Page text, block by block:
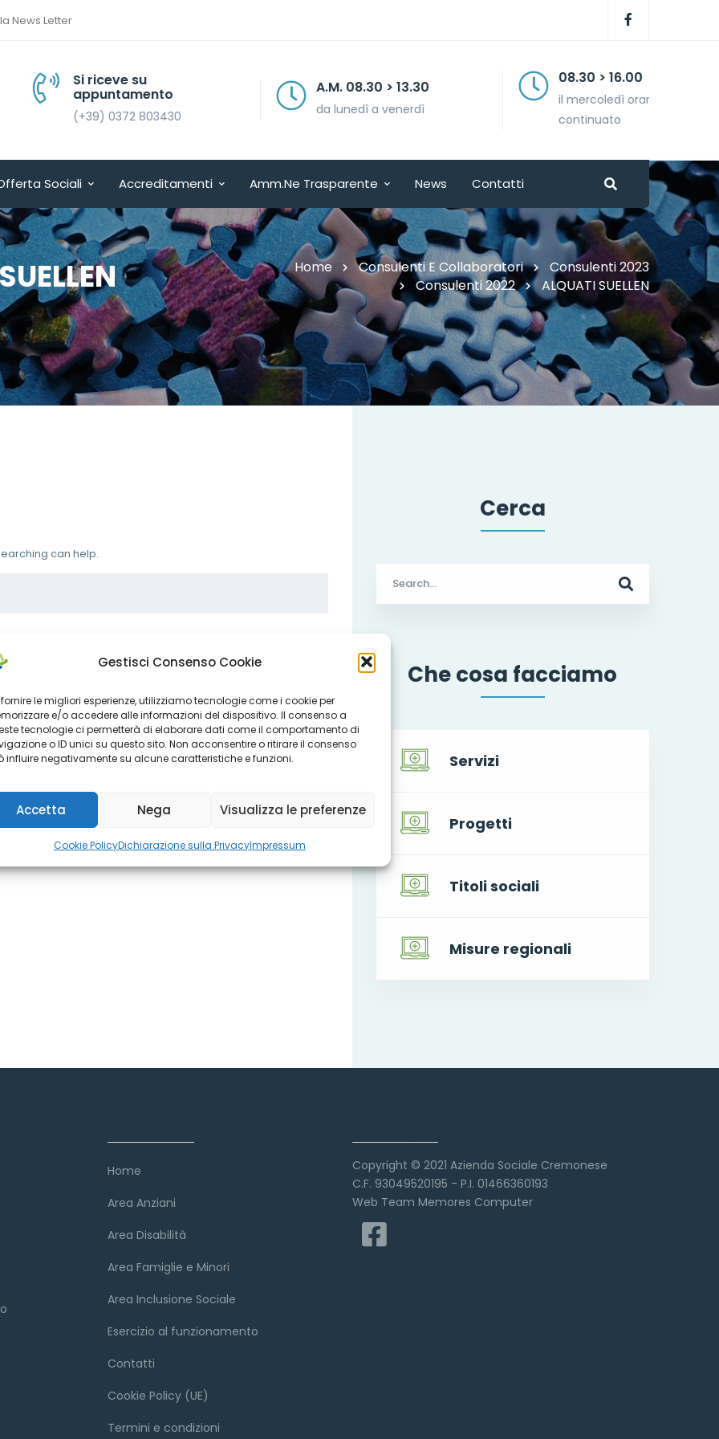
Gestisci Consenso Cookie
fornire le migliori esperienze, utilizziamo tecnologie come i cookie per
e/o accedere alle informazioni del dispositivo. Il consenso a
tecnologie ci permetterà di elaborare dati come il comportamento di
o ID unici su questo sito. Non acconsentire o ritirare il consenso
influire negativamente su alcune caratteristiche e funzioni.
Accetta Nega Visualizza le preferenze
Cookie PolicyDichiarazione sulla PrivacyImpressum
News Letter
Si riceve su
appuntamento
(+39) 0372 803430
A.M. 08.30 > 13.30
da lunedì a venerdì
08.30 > 16.00
il mercoledì orario
Sociali Accreditamenti Amm.ne Trasparente News Contatti
Home Consulenti E Collaboratori
Consulenti 2023
Consulenti 2022
ALQUATI SUELLEN
can help.
Cerca
for:
Che cosa facciamo
Servizi
Progetti
Titoli sociali
Misure regionali
Home
Area Anziani
Area Disabilità
Area Famiglie e Minori
Area Inclusione Sociale
Esercizio al funzionamento
Contatti
Cookie Policy (UE)
Termini e condizioni
Copyright © 2021 Azienda Sociale Cremonese
C.F. 93049520195 - P.I. 01466360193
Web Team Memores Computer